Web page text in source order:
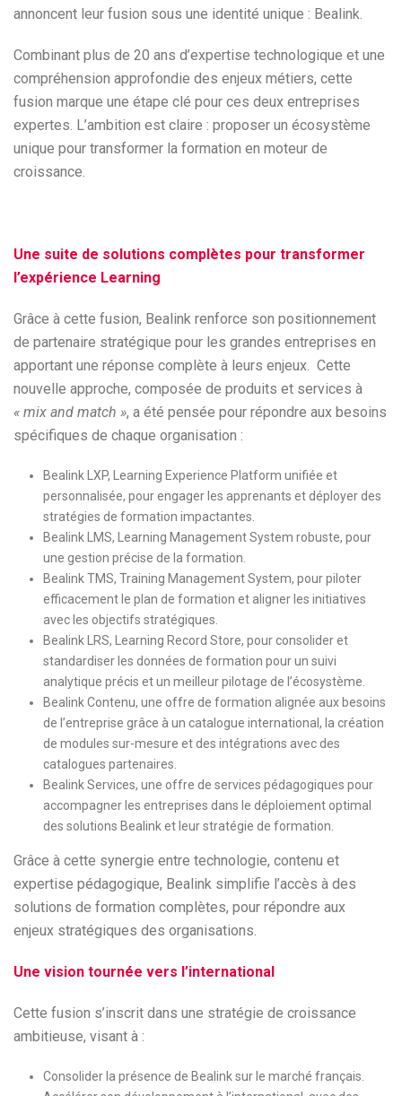
annoncent leur fusion sous une identité unique : Bealink.
Combinant plus de 20 ans d’expertise technologique et une
compréhension approfondie des enjeux métiers, cette
fusion marque une étape clé pour ces deux entreprises
expertes. L’ambition est claire : proposer un écosystème
unique pour transformer la formation en moteur de
croissance.
Une suite de solutions complètes pour transformer
l’expérience Learning
Grâce à cette fusion, Bealink renforce son positionnement
de partenaire stratégique pour les grandes entreprises en
apportant une réponse complète à leurs enjeux. Cette
nouvelle approche, composée de produits et services à
« mix and match », a été pensée pour répondre aux besoins
spécifiques de chaque organisation :
Bealink LXP, Learning Experience Platform unifiée et
personnalisée, pour engager les apprenants et déployer des
stratégies de formation impactantes.
Bealink LMS, Learning Management System robuste, pour
une gestion précise de la formation.
Bealink TMS, Training Management System, pour piloter
efficacement le plan de formation et aligner les initiatives
avec les objectifs stratégiques.
Bealink LRS, Learning Record Store, pour consolider et
standardiser les données de formation pour un suivi
analytique précis et un meilleur pilotage de l’écosystème.
Bealink Contenu, une offre de formation alignée aux besoins
de l’entreprise grâce à un catalogue international, la création
de modules sur-mesure et des intégrations avec des
catalogues partenaires.
Bealink Services, une offre de services pédagogiques pour
accompagner les entreprises dans le déploiement optimal
des solutions Bealink et leur stratégie de formation.
Grâce à cette synergie entre technologie, contenu et
expertise pédagogique, Bealink simplifie l’accès à des
solutions de formation complètes, pour répondre aux
enjeux stratégiques des organisations.
Une vision tournée vers l’international
Cette fusion s’inscrit dans une stratégie de croissance
ambitieuse, visant à :
Consolider la présence de Bealink sur le marché français.